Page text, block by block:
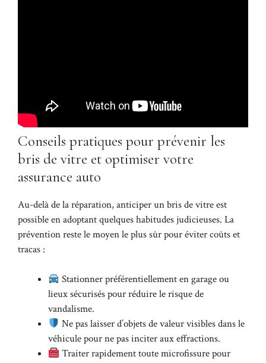
Conseils pratiques pour prévenir les
bris de vitre et optimiser votre
assurance auto
Au-delà de la réparation, anticiper un bris de vitre est
possible en adoptant quelques habitudes judicieuses. La
prévention reste le moyen le plus sûr pour éviter coûts et
tracas :
Stationner préférentiellement en garage ou
lieux sécurisés pour réduire le risque de
vandalisme.
Ne pas laisser d’objets de valeur visibles dans le
véhicule pour ne pas inciter aux effractions.
Traiter rapidement toute microfissure pour